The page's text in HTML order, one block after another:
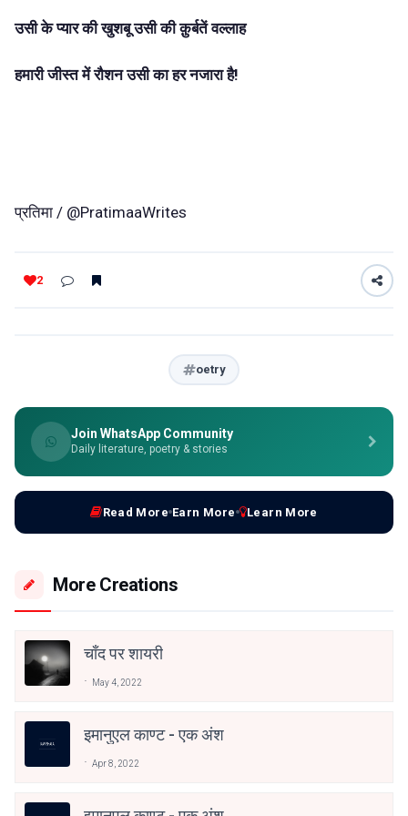
उसी के प्यार की खुशबू उसी की क़ुर्बतें वल्लाह
हमारी जीस्त में रौशन उसी का हर नजारा है!
प्रतिमा / @PratimaaWrites
2
oetry
Join WhatsApp Community
Daily literature, poetry & stories
Read More Earn More Learn More
More Creations
चाँद पर शायरी
May 4, 2022
इमानुएल काण्ट - एक अंश
Apr 8, 2022